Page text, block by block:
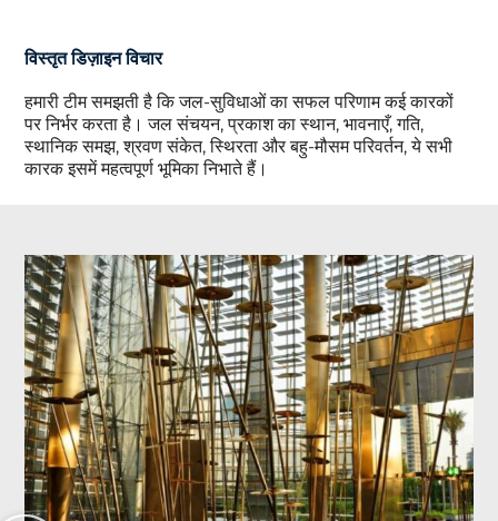
विस्तृत डिज़ाइन विचार
हमारी टीम समझती है कि जल-सुविधाओं का सफल परिणाम कई कारकों
पर निर्भर करता है। जल संचयन, प्रकाश का स्थान, भावनाएँ, गति,
स्थानिक समझ, श्रवण संकेत, स्थिरता और बहु-मौसम परिवर्तन, ये सभी
कारक इसमें महत्वपूर्ण भूमिका निभाते हैं।